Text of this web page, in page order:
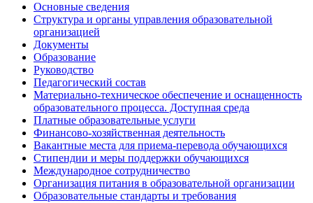
Основные сведения
Структура и органы управления образовательной
организацией
Документы
Образование
Руководство
Педагогический состав
Материально-техническое обеспечение и оснащенность
образовательного процесса. Доступная среда
Платные образовательные услуги
Финансово-хозяйственная деятельность
Вакантные места для приема-перевода обучающихся
Стипендии и меры поддержки обучающихся
Международное сотрудничество
Организация питания в образовательной организации
Образовательные стандарты и требования